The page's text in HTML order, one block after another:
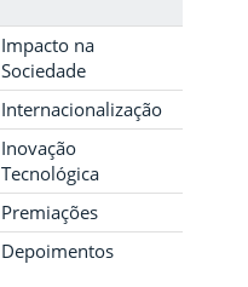
Impacto na
Sociedade
Internacionalização
Inovação
Tecnológica
Premiações
Depoimentos